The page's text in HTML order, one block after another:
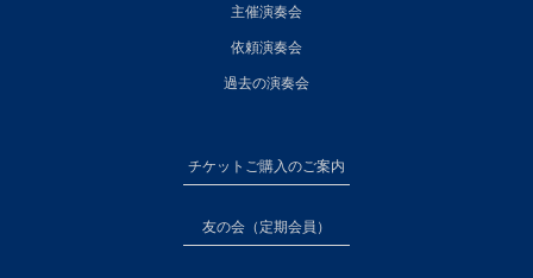
主催演奏会
依頼演奏会
過去の演奏会
チケットご購入のご案内
友の会（定期会員）